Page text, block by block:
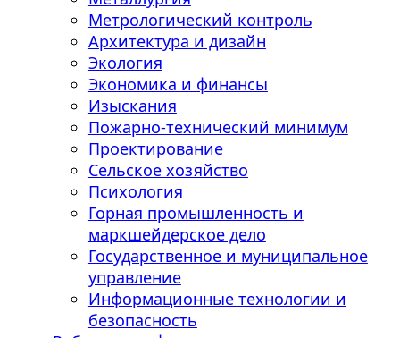
Метрологический контроль
Архитектура и дизайн
Экология
Экономика и финансы
Изыскания
Пожарно-технический минимум
Проектирование
Сельское хозяйство
Психология
Горная промышленность и
маркшейдерское дело
Государственное и муниципальное
управление
Информационные технологии и
безопасность